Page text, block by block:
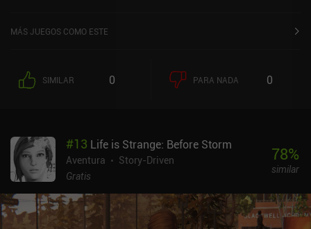
MÁS JUEGOS COMO ESTE
SIMILAR 0 PARA NADA 0
#13 Life is Strange: Before Storm
Aventura
Story-Driven
Gratis
78%
similar